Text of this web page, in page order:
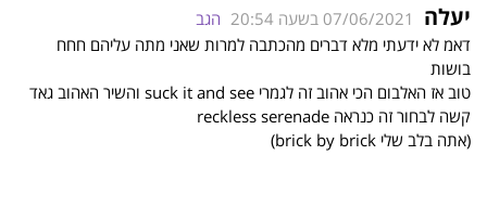
יעלה 07/06/2021 בשעה 20:54
הגב
דאמ לא ידעתי מלא דברים מהכתבה למרות שאני מתה עליהם חחח
בושות
טוב אז האלבום הכי אהוב זה לגמרי suck it and see והשיר האהוב גאד
קשה לבחור זה כנראה reckless serenade
(אתה בלב שלי brick by brick)